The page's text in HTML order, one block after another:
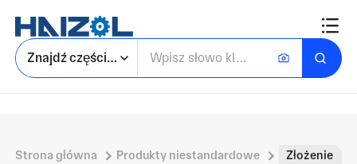
Znajdź części niestandardowe
Strona główna Produkty niestandardowe Złożenie